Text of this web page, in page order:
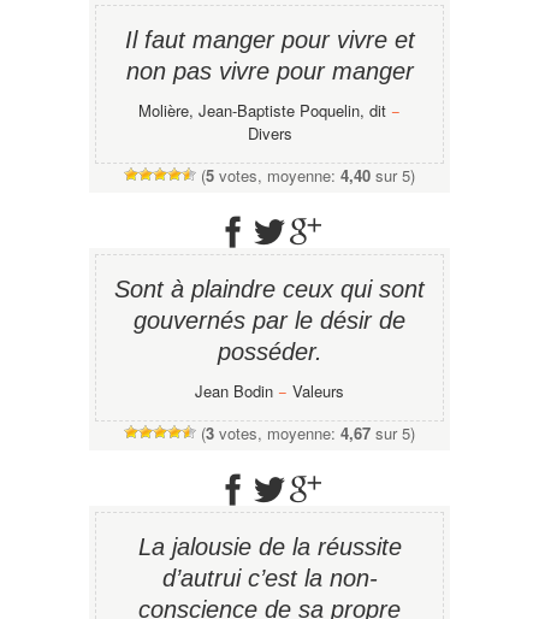
Il faut manger pour vivre et
non pas vivre pour manger
Molière, Jean-Baptiste Poquelin, dit −
Divers
(5 votes, moyenne: 4,40 sur 5)
Sont à plaindre ceux qui sont
gouvernés par le désir de
posséder.
Jean Bodin − Valeurs
(3 votes, moyenne: 4,67 sur 5)
La jalousie de la réussite
d’autrui c’est la non-
conscience de sa propre